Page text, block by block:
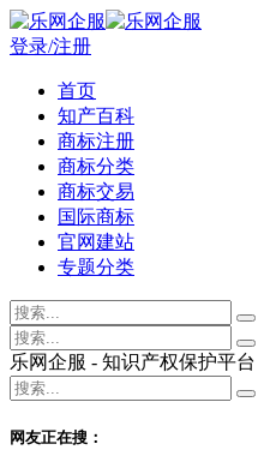
登录/注册
首页
知产百科
商标注册
商标分类
商标交易
国际商标
官网建站
专题分类
乐网企服 - 知识产权保护平台
网友正在搜：